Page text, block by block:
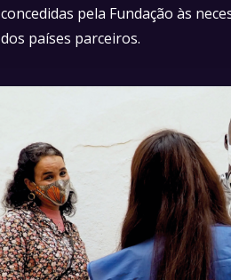
concedidas pela Fundação às
dos países parceiros.